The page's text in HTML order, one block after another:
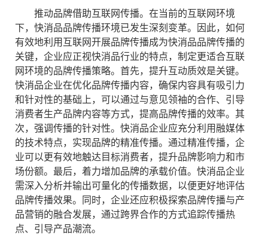
推动品牌借助互联网传播。在当前的互联网环境
下，快消品品牌传播环境已发生深刻变革。因此，如何
有效地利用互联网开展品牌传播成为快消品品牌传播的
关键，企业应正视快消品行业的特点，制定更适合互联
网环境的品牌传播策略。首先，提升互动质效是关键。
快消品企业在优化品牌传播内容，确保内容具有吸引力
和针对性的基础上，可以通过与意见领袖的合作、引导
消费者生产品牌内容等方式，提高品牌传播的效率。其
次，强调传播的针对性。快消品企业应充分利用融媒体
的技术特点，实现品牌的精准传播。通过精准传播，企
业可以更有效地触达目标消费者，提升品牌影响力和市
场份额。最后，着力增加品牌的承载价值。快消品企业
需深入分析并输出可量化的传播数据，以便更好地评估
品牌传播效果。同时，企业还应积极探索品牌传播与产
品营销的融合发展，通过跨界合作的方式追踪传播热
点、引导产品潮流。